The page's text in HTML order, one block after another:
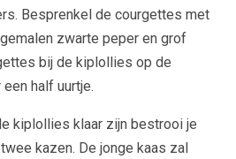
Besprenkel de courgettes met
zwarte peper en grof
bij de kiplollies op de
half uurtje.
kiplollies klaar zijn bestrooi je
kazen. De jonge kaas zal